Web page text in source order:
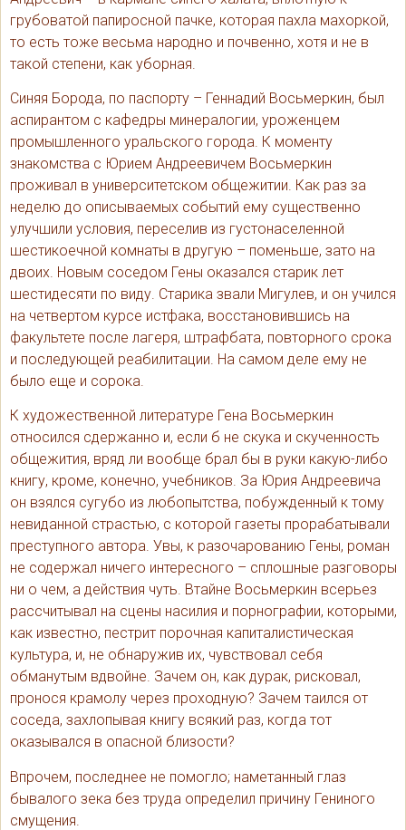
грубоватой папиросной пачке, которая пахла махоркой,
то есть тоже весьма народно и почвенно, хотя и не в
такой степени, как уборная.
Синяя Борода, по паспорту – Геннадий Восьмеркин, был
аспирантом с кафедры минералогии, уроженцем
промышленного уральского города. К моменту
знакомства с Юрием Андреевичем Восьмеркин
проживал в университетском общежитии. Как раз за
неделю до описываемых событий ему существенно
улучшили условия, переселив из густонаселенной
шестикоечной комнаты в другую – поменьше, зато на
двоих. Новым соседом Гены оказался старик лет
шестидесяти по виду. Старика звали Мигулев, и он учился
на четвертом курсе истфака, восстановившись на
факультете после лагеря, штрафбата, повторного срока
и последующей реабилитации. На самом деле ему не
было еще и сорока.
К художественной литературе Гена Восьмеркин
относился сдержанно и, если б не скука и скученность
общежития, вряд ли вообще брал бы в руки какую-либо
книгу, кроме, конечно, учебников. За Юрия Андреевича
он взялся сугубо из любопытства, побужденный к тому
невиданной страстью, с которой газеты прорабатывали
преступного автора. Увы, к разочарованию Гены, роман
не содержал ничего интересного – сплошные разговоры
ни о чем, а действия чуть. Втайне Восьмеркин всерьез
рассчитывал на сцены насилия и порнографии, которыми,
как известно, пестрит порочная капиталистическая
культура, и, не обнаружив их, чувствовал себя
обманутым вдвойне. Зачем он, как дурак, рисковал,
пронося крамолу через проходную? Зачем таился от
соседа, захлопывая книгу всякий раз, когда тот
оказывался в опасной близости?
Впрочем, последнее не помогло; наметанный глаз
бывалого зека без труда определил причину Гениного
смущения.